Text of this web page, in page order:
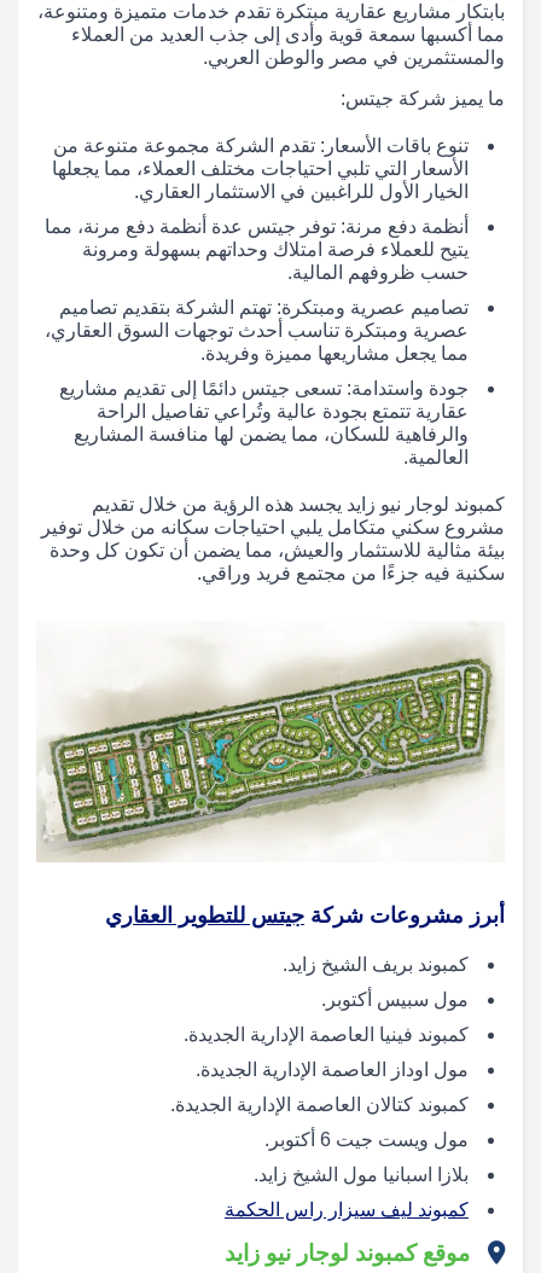
بابتكار مشاريع عقارية مبتكرة تقدم خدمات متميزة ومتنوعة،
مما أكسبها سمعة قوية وأدى إلى جذب العديد من العملاء
والمستثمرين في مصر والوطن العربي.
ما يميز شركة جيتس:
تنوع باقات الأسعار: تقدم الشركة مجموعة متنوعة من
الأسعار التي تلبي احتياجات مختلف العملاء، مما يجعلها
الخيار الأول للراغبين في الاستثمار العقاري.
أنظمة دفع مرنة: توفر جيتس عدة أنظمة دفع مرنة، مما
يتيح للعملاء فرصة امتلاك وحداتهم بسهولة ومرونة
حسب ظروفهم المالية.
تصاميم عصرية ومبتكرة: تهتم الشركة بتقديم تصاميم
عصرية ومبتكرة تناسب أحدث توجهات السوق العقاري،
مما يجعل مشاريعها مميزة وفريدة.
جودة واستدامة: تسعى جيتس دائمًا إلى تقديم مشاريع
عقارية تتمتع بجودة عالية وتُراعي تفاصيل الراحة
والرفاهية للسكان، مما يضمن لها منافسة المشاريع
العالمية.
كمبوند لوجار نيو زايد يجسد هذه الرؤية من خلال تقديم
مشروع سكني متكامل يلبي احتياجات سكانه من خلال توفير
بيئة مثالية للاستثمار والعيش، مما يضمن أن تكون كل وحدة
سكنية فيه جزءًا من مجتمع فريد وراقي.
أبرز مشروعات شركة جيتس للتطوير العقاري
كمبوند بريف الشيخ زايد.
مول سبيس أكتوبر.
كمبوند فينيا العاصمة الإدارية الجديدة.
مول اوداز العاصمة الإدارية الجديدة.
كمبوند كتالان العاصمة الإدارية الجديدة.
مول ويست جيت 6 أكتوبر.
بلازا اسبانيا مول الشيخ زايد.
كمبوند ليف سيزار راس الحكمة
موقع كمبوند لوجار نيو زايد